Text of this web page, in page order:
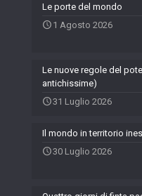
Le porte del mondo
1 Agosto 2026
Le nuove regole del
antichissime)
31 Luglio 2026
Il mondo in territorio
30 Luglio 2026